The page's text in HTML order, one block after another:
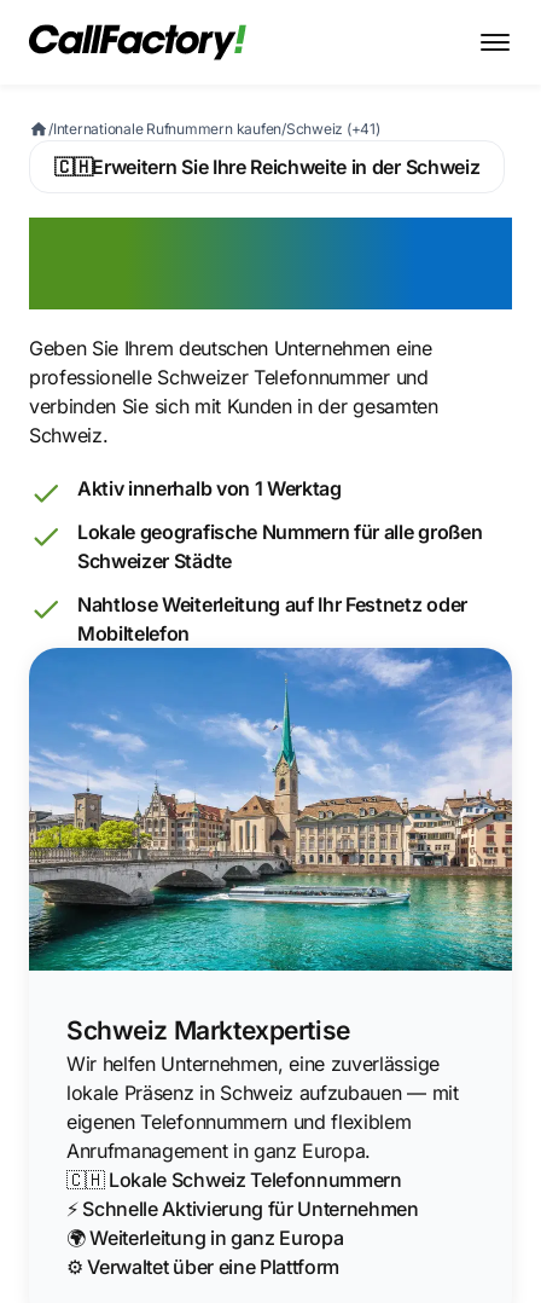
/Internationale Rufnummern kaufen/Schweiz (+41)
🇨🇭Erweitern Sie Ihre Reichweite in der Schweiz
Geben Sie Ihrem deutschen Unternehmen eine
professionelle Schweizer Telefonnummer und
verbinden Sie sich mit Kunden in der gesamten
Schweiz.
Aktiv innerhalb von 1 Werktag
Lokale geografische Nummern für alle großen
Schweizer Städte
Nahtlose Weiterleitung auf Ihr Festnetz oder
Mobiltelefon
Schweiz Marktexpertise
Wir helfen Unternehmen, eine zuverlässige
lokale Präsenz in Schweiz aufzubauen — mit
eigenen Telefonnummern und flexiblem
Anrufmanagement in ganz Europa.
🇨🇭 Lokale Schweiz Telefonnummern
⚡ Schnelle Aktivierung für Unternehmen
🌍 Weiterleitung in ganz Europa
⚙️ Verwaltet über eine Plattform